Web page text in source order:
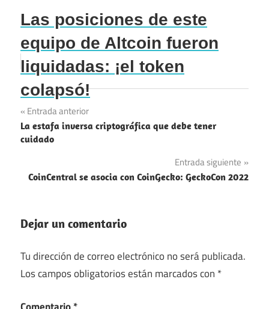
Las posiciones de este
equipo de Altcoin fueron
liquidadas: ¡el token
colapsó!
Navegación
de
Entrada anterior
La estafa inversa criptográfica que debe tener
cuidado
Entrada siguiente
CoinCentral se asocia con CoinGecko: GeckoCon 2022
Dejar un comentario
Tu dirección de correo electrónico no será publicada.
Los campos obligatorios están marcados con *